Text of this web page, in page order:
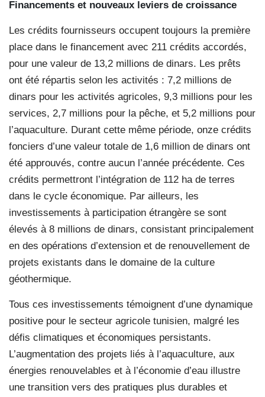
Financements et nouveaux leviers de croissance
Les crédits fournisseurs occupent toujours la première
place dans le financement avec 211 crédits accordés,
pour une valeur de 13,2 millions de dinars. Les prêts
ont été répartis selon les activités : 7,2 millions de
dinars pour les activités agricoles, 9,3 millions pour les
services, 2,7 millions pour la pêche, et 5,2 millions pour
l’aquaculture. Durant cette même période, onze crédits
fonciers d’une valeur totale de 1,6 million de dinars ont
été approuvés, contre aucun l’année précédente. Ces
crédits permettront l’intégration de 112 ha de terres
dans le cycle économique. Par ailleurs, les
investissements à participation étrangère se sont
élevés à 8 millions de dinars, consistant principalement
en des opérations d’extension et de renouvellement de
projets existants dans le domaine de la culture
géothermique.
Tous ces investissements témoignent d’une dynamique
positive pour le secteur agricole tunisien, malgré les
défis climatiques et économiques persistants.
L’augmentation des projets liés à l’aquaculture, aux
énergies renouvelables et à l’économie d’eau illustre
une transition vers des pratiques plus durables et